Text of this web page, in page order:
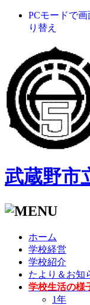
PCモードで
り替え
武蔵野市
ホーム
学校経営
学校紹介
たより＆お知
学校生活の様
1年